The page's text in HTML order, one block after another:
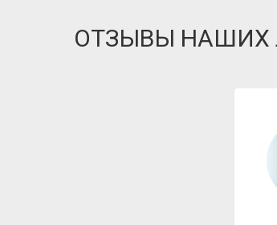
ОТЗЫВЫ НАШИХ